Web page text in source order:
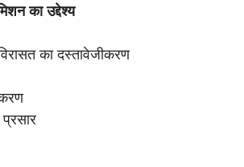
का उद्देश्य
का दस्तावेजीकरण